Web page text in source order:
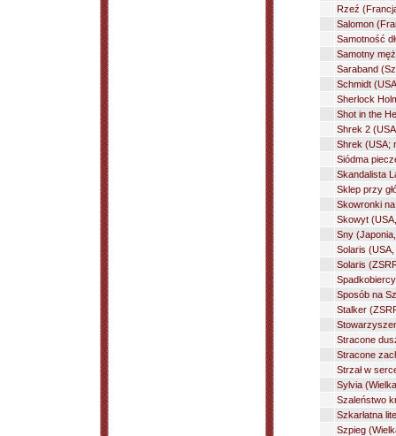
Rzeź
Salomon
Samotność
Samotny
Saraband
Schmidt
Sherlock
Shot in the
Shrek 2
Shrek (USA;
Siódma
Skandalista
Sklep przy
Skowronki
Skowyt
Sny
Solaris
Solaris
Sposób na
Stalker
Stracone
Stracone
Strzał w
Sylvia
Szaleństwo
Szkarłatna
Szpieg